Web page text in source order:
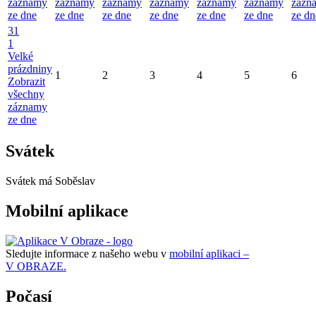
ze dne
ze dne
ze dne
ze dne
ze dne
ze dne
ze
31
1
Velké
prázdniny
Zobrazit
všechny
záznamy
ze dne
1 2 3 4 5 6
Svátek
Svátek má Soběslav
Mobilní aplikace
Sledujte informace z našeho webu v mobilní aplikaci –
V OBRAZE.
Počasí